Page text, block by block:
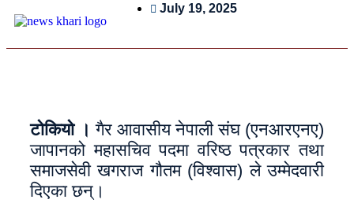
July 19, 2025
टोकियो । गैर आवासीय नेपाली संघ (एनआरएनए)
जापानको महासचिव पदमा वरिष्ठ पत्रकार तथा
समाजसेवी खगराज गौतम (विश्वास) ले उम्मेदवारी
दिएका छन्।